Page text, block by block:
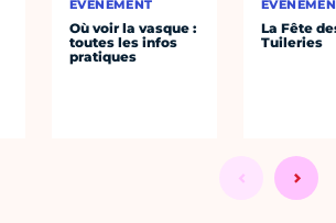
ÉVÈNEMENT
Où voir la vasque :
toutes les infos
pratiques
La Fête
Tuileries